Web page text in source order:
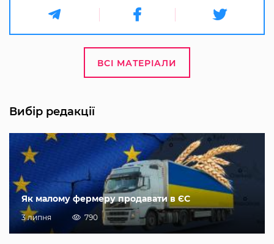
ВСІ МАТЕРІАЛИ
Вибір редакції
Як малому фермеру продавати в ЄС
3 липня 790